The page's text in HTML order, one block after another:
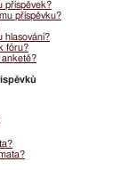
příspěvek?
příspěvku?
hlasování?
fóru?
anketě?